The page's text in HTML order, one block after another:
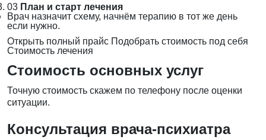
03 План и старт лечения
Врач назначит схему, начнём терапию в тот же день
если нужно.
Открыть полный прайс Подобрать стоимость под себя
Стоимость лечения
Стоимость основных услуг
Точную стоимость скажем по телефону после оценки
ситуации.
Консультация врача-психиатра